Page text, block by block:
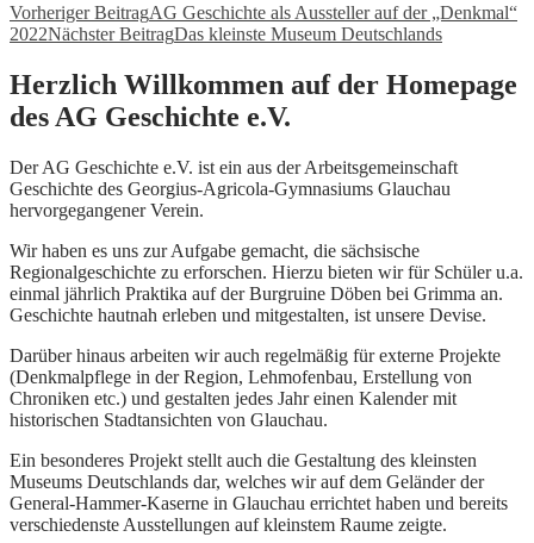
Vorheriger BeitragAG Geschichte als Aussteller auf der „Denkmal“
2022Nächster BeitragDas kleinste Museum Deutschlands
Herzlich Willkommen auf der Homepage
des AG Geschichte e.V.
Der AG Geschichte e.V. ist ein aus der Arbeitsgemeinschaft
Geschichte des Georgius-Agricola-Gymnasiums Glauchau
hervorgegangener Verein.
Wir haben es uns zur Aufgabe gemacht, die sächsische
Regionalgeschichte zu erforschen. Hierzu bieten wir für Schüler u.a.
einmal jährlich Praktika auf der Burgruine Döben bei Grimma an.
Geschichte hautnah erleben und mitgestalten, ist unsere Devise.
Darüber hinaus arbeiten wir auch regelmäßig für externe Projekte
(Denkmalpflege in der Region, Lehmofenbau, Erstellung von
Chroniken etc.) und gestalten jedes Jahr einen Kalender mit
historischen Stadtansichten von Glauchau.
Ein besonderes Projekt stellt auch die Gestaltung des kleinsten
Museums Deutschlands dar, welches wir auf dem Geländer der
General-Hammer-Kaserne in Glauchau errichtet haben und bereits
verschiedenste Ausstellungen auf kleinstem Raume zeigte.